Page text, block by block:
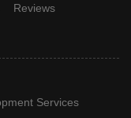
Reviews
Services